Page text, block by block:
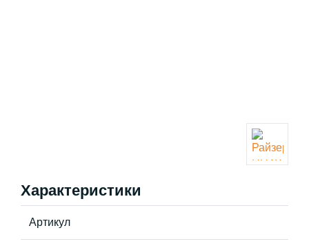
Характеристики
Артикул